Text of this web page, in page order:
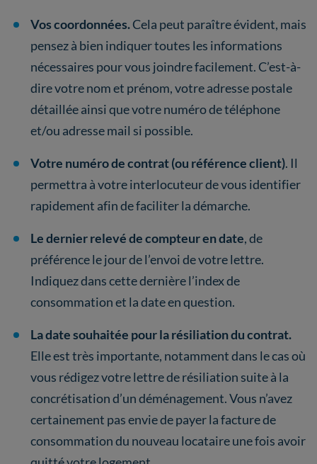
Vos coordonnées.Cela peut paraître évident, mais
pensez à bien indiquer toutes les informations
nécessaires pour vous joindre facilement. C’est-à-
dire votre nom et prénom, votre adresse postale
détaillée ainsi que votre numéro de téléphone
et/ou adresse mail si possible.
Votre numéro de contrat (ou référence client). Il
permettra à votre interlocuteur de vous identifier
rapidement afin de faciliter la démarche.
Le dernier relevé de compteur en date, de
préférence le jour de l’envoi de votre lettre.
Indiquez dans cette dernière l’index de
consommation et la date en question.
La date souhaitée pour la résiliation du contrat.
Elle est très importante, notamment dans le cas où
vous rédigez votre lettre de résiliation suite à la
concrétisation d’un déménagement. Vous n’avez
certainement pas envie de payer la facture de
consommation du nouveau locataire une fois avoir